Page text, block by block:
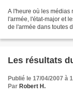
A l'heure où les médias
l'armée, l'état-major et
de l'armée dans toutes
Les résultats
Publié le 17/04/2007 à
Par Robert H.